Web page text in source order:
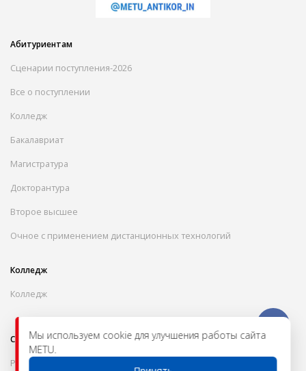
Мы используем cookie для улучшения работы сайта
METU.
Абитуриентам
Сценарии поступления-2026
Все о поступлении
Колледж
Бакалавриат
Магистратура
Докторантура
Второе высшее
Очное с применением дистанционных технологий
Колледж
Колледж
Студентам
Расписание